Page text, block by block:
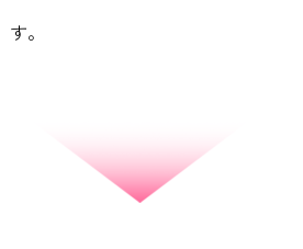
す。